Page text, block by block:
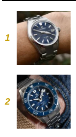
1
2